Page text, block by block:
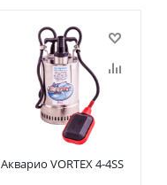
Акварио VORTEX 4-4SS